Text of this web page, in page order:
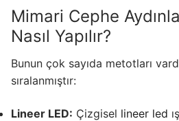
Mimari Cephe
Nasıl Yapılır?
Bunun çok sayıda metotları
sıralanmıştır:
Lineer LED: Çizgisel lineer led